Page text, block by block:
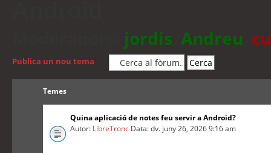
jordis Andreu
Publica un nou tema
Temes
Quina aplicació de notes feu servir a Android?
Autor: LibreTronc Data: dv. juny 26, 2026 9:16 am